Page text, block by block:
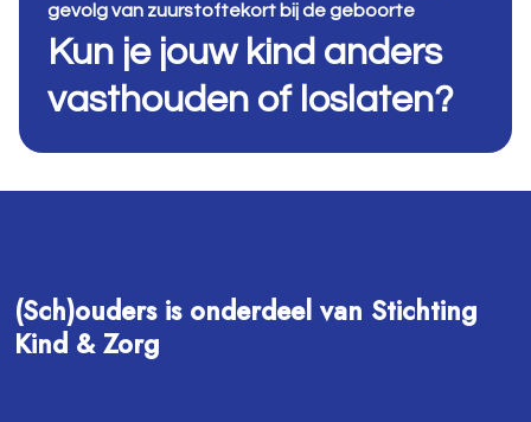
gevolg van zuurstoftekort bij de geboorte
Kun je jouw kind anders
vasthouden of loslaten?
(Sch)ouders is onderdeel van Stichting
Kind & Zorg